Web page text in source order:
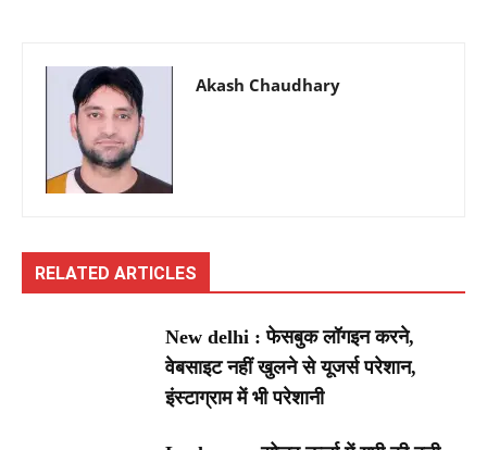
Akash Chaudhary
RELATED ARTICLES
New delhi : फेसबुक लॉगइन करने,
वेबसाइट नहीं खुलने से यूजर्स परेशान,
इंस्टाग्राम में भी परेशानी